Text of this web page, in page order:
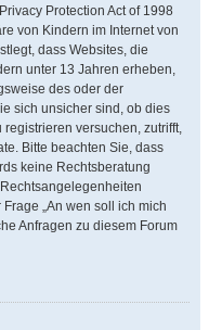
Protection Act of 1998
von Kindern im Internet von
dass Websites, die
unter 13 Jahren erheben,
des oder der
sich unsicher sind, ob dies
versuchen, zutrifft,
Bitte beachten Sie, dass
keine Rechtsberatung
„An wen soll ich mich
Anfragen zu diesem Forum